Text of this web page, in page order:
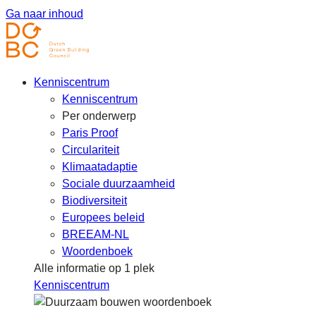
Ga naar inhoud
Kenniscentrum
Kenniscentrum
Per onderwerp
Paris Proof
Circulariteit
Klimaatadaptie
Sociale duurzaamheid
Biodiversiteit
Europees beleid
BREEAM-NL
Woordenboek
Alle informatie op 1 plek
Kenniscentrum